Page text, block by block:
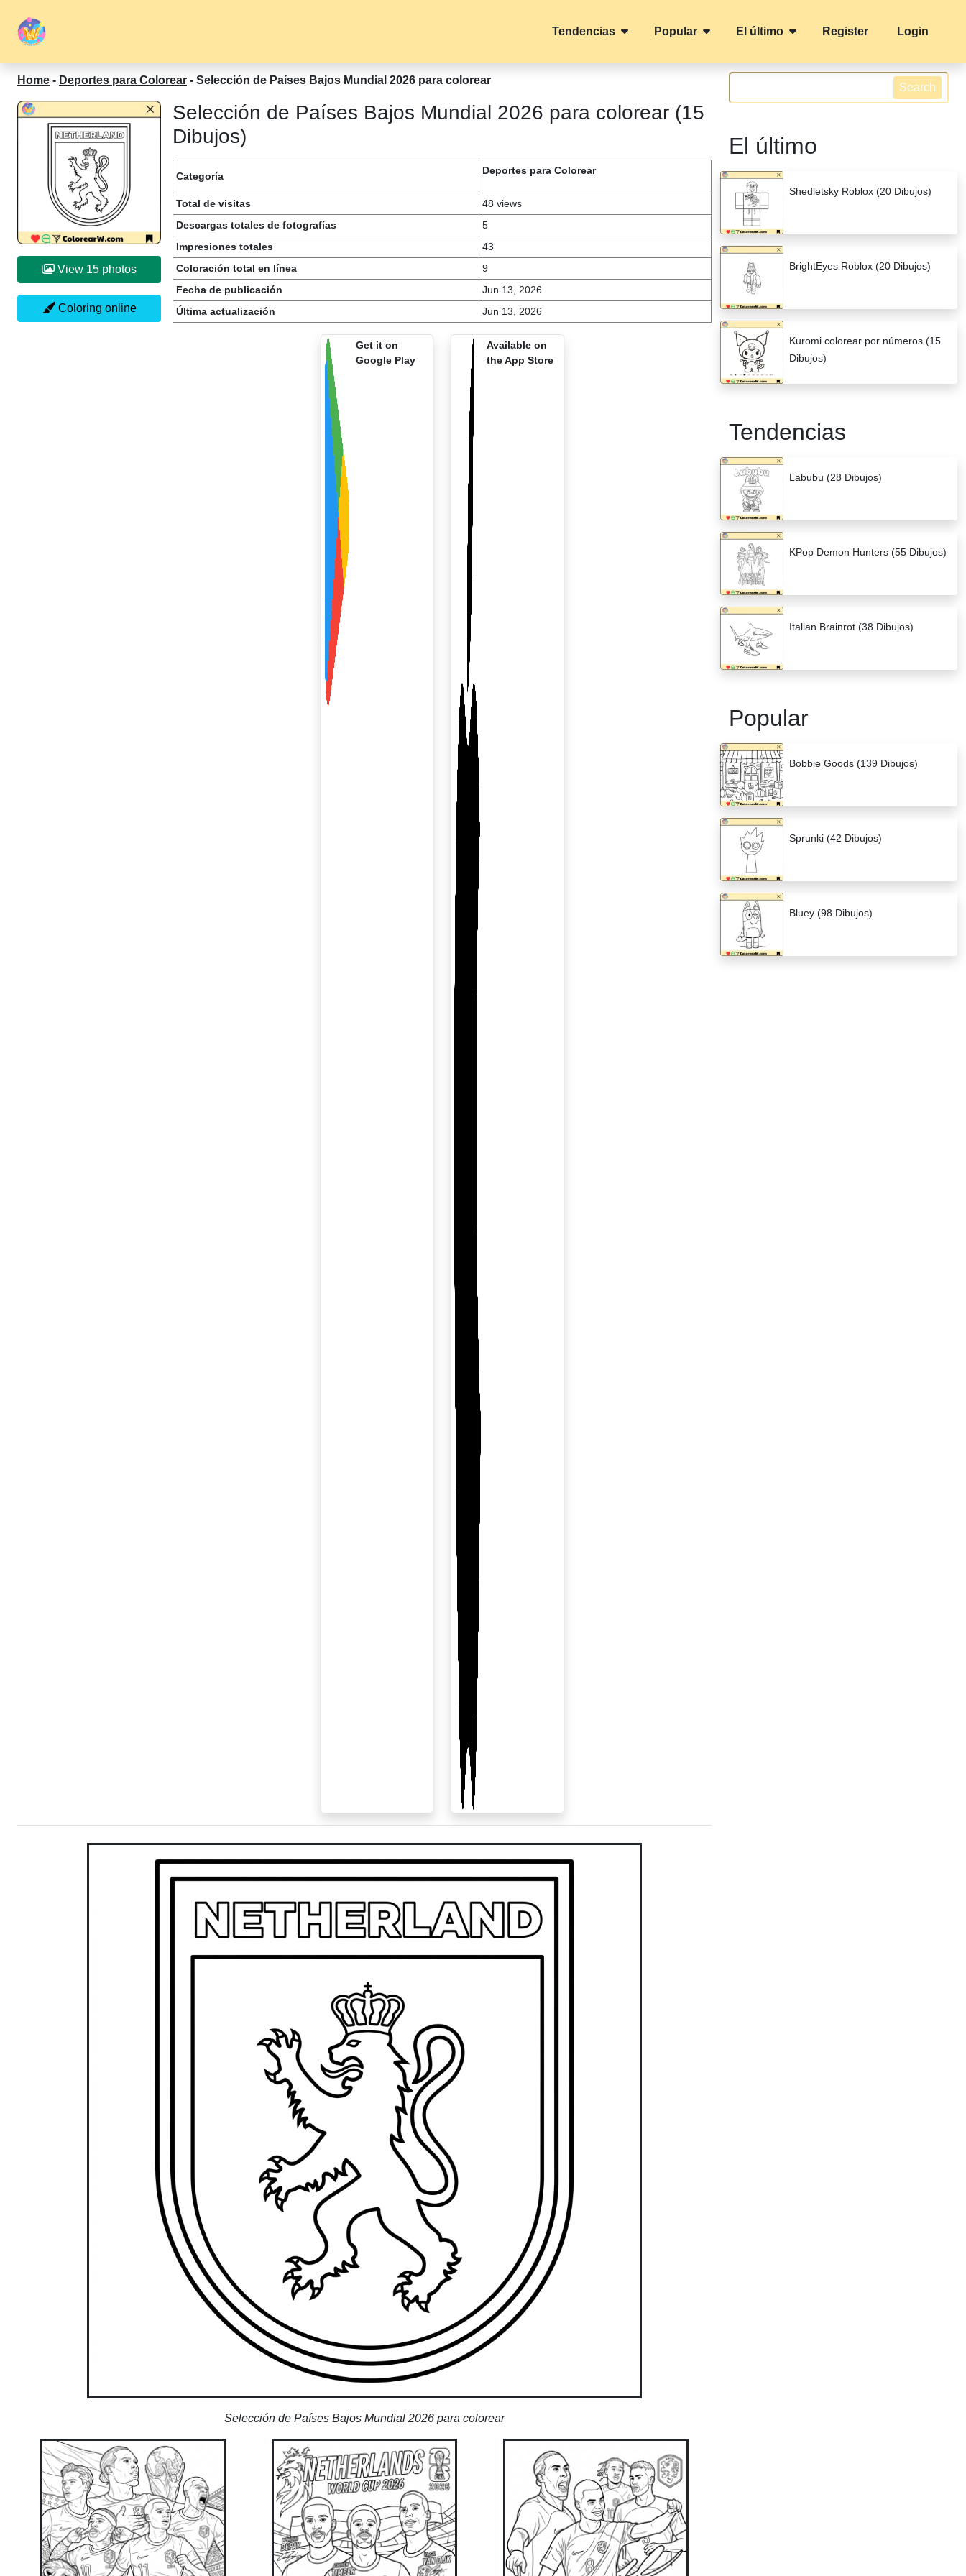
Tendencias Popular El último Register Login
Home - Deportes para Colorear - Selección de Países Bajos Mundial 2026 para colorear
View 15 photos
Coloring online
Selección de Países Bajos Mundial 2026 para colorear (15
Dibujos)
Categoría Deportes para Colorear
Total de visitas
48 views
Descargas totales de fotografías
5
Impresiones totales
43
Coloración total en línea
9
Fecha de publicación
Jun 13, 2026
Última actualización
Jun 13, 2026
Get it on
Google Play
Available on
the App Store
Selección de Países Bajos Mundial 2026 para colorear
Search
El último
Shedletsky Roblox (20 Dibujos)
BrightEyes Roblox (20 Dibujos)
Kuromi colorear por números (15
Dibujos)
Tendencias
Labubu (28 Dibujos)
KPop Demon Hunters (55 Dibujos)
Italian Brainrot (38 Dibujos)
Popular
Bobbie Goods (139 Dibujos)
Sprunki (42 Dibujos)
Bluey (98 Dibujos)